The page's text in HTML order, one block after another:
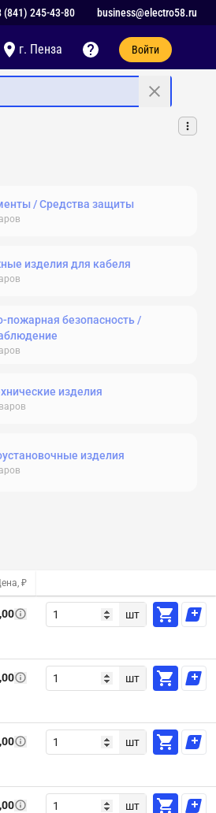
(841) 245-43-80 business@electro58.ru
г. Пенза Войти
/ Средства защиты
изделия для кабеля
пожарная безопасность /
изделия
изделия
₽
шт
шт
шт
шт